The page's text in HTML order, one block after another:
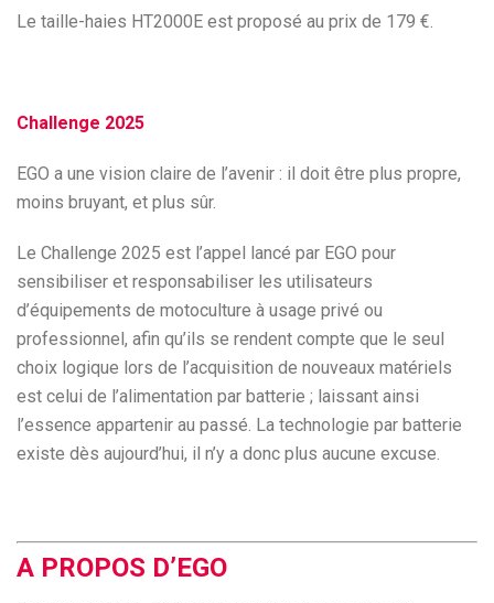
Le taille-haies HT2000E est proposé au prix de 179 €.
Challenge 2025
EGO a une vision claire de l’avenir : il doit être plus propre,
moins bruyant, et plus sûr.
Le Challenge 2025 est l’appel lancé par EGO pour
sensibiliser et responsabiliser les utilisateurs
d’équipements de motoculture à usage privé ou
professionnel, afin qu’ils se rendent compte que le seul
choix logique lors de l’acquisition de nouveaux matériels
est celui de l’alimentation par batterie ; laissant ainsi
l’essence appartenir au passé. La technologie par batterie
existe dès aujourd’hui, il n’y a donc plus aucune excuse.
A PROPOS D’EGO